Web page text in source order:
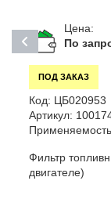
Цена:
По
ПОД ЗАКАЗ
Код: ЦБ020953
Артикул:
Фильтр
двигателе)